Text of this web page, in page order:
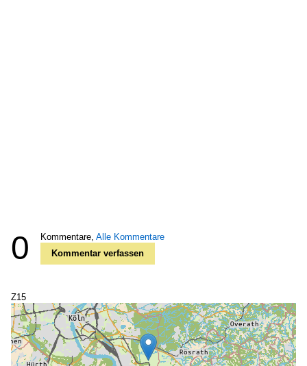
0 Kommentare, Alle Kommentare
Kommentar verfassen
Z15